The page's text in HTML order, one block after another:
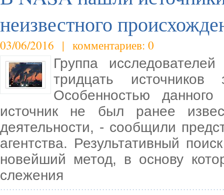
неизвестного
03/06/2016 | комментариев: 0
Группа
тридцать источников
Особенностью
источник не был ранее
деятельности, - сообщили
агентства. Результативный
новейший метод, в основу
слежения